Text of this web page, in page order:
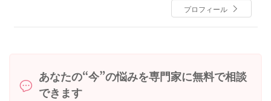
プロフィール
あなたの“今”の悩みを専門家に無料で相談
できます